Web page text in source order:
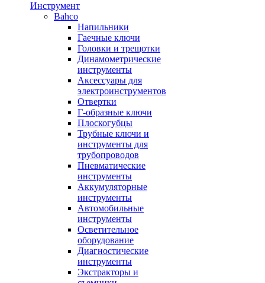
Инструмент
Bahco
Напильники
Гаечные ключи
Головки и трещотки
Динамометрические
инструменты
Аксессуары для
электроинструментов
Отвертки
Г-образные ключи
Плоскогубцы
Трубные ключи и
инструменты для
трубопроводов
Пневматические
инструменты
Аккумуляторные
инструменты
Автомобильные
инструменты
Осветительное
оборудование
Диагностические
инструменты
Экстракторы и